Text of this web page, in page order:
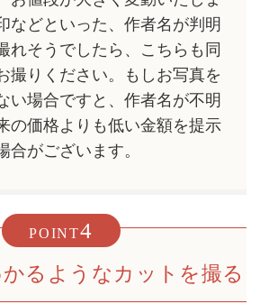
などといった、作者名が判明
れそうでしたら、こちらも同
撮りください。もしお写真を
い場合ですと、作者名が不明
の価格よりも低い金額を提示
合がございます。
POINT4
るようなカットを撮る